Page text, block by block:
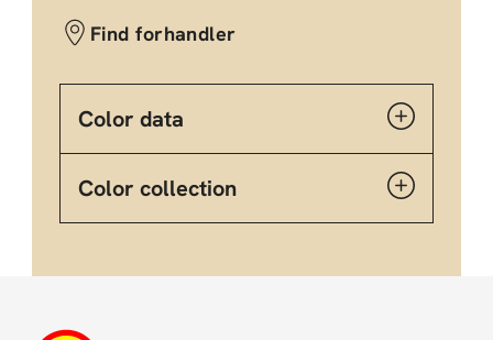
Find forhandler
Color data
Color collection